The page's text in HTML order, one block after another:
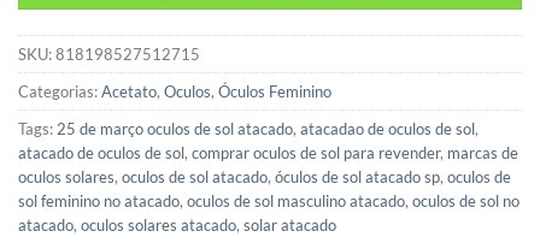
SKU:818198527512715
Categorias:Acetato, Oculos, Óculos Feminino
Tags: 25 de março oculos de sol atacado, atacadao de oculos de sol,
atacado de oculos de sol, comprar oculos de sol para revender, marcas de
oculos solares, oculos de sol atacado, óculos de sol atacado sp, oculos de
sol feminino no atacado, oculos de sol masculino atacado, oculos de sol no
atacado, oculos solares atacado, solar atacado